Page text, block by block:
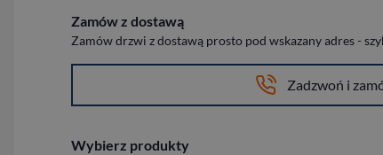
Zamów z dostawą
Zamów drzwi z dostawą prosto pod wskazany adres -
Zadzwoń i
Wybierz produkty